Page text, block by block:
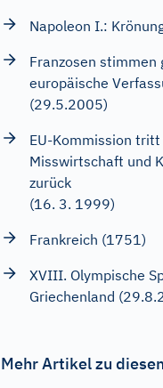
Napoleon I.:
Franzosen stimmen
europäische
(29.5.2005)
EU-Kommission tritt
Misswirtschaft und
zurück
(16. 3. 1999)
Frankreich (1751)
XVIII. Olympische
Griechenland
Mehr Artikel zu